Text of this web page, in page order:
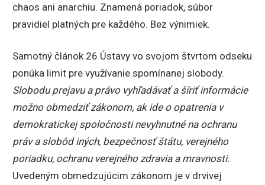
chaos ani anarchiu. Znamená poriadok, súbor
pravidiel platných pre každého. Bez výnimiek.
Samotný článok 26 Ústavy vo svojom štvrtom odseku
ponúka limit pre využívanie spomínanej slobody.
Slobodu prejavu a právo vyhľadávať a šíriť informácie
možno obmedziť zákonom, ak ide o opatrenia v
demokratickej spoločnosti nevyhnutné na ochranu
práv a slobôd iných, bezpečnosť štátu, verejného
poriadku, ochranu verejného zdravia a mravnosti.
Uvedeným obmedzujúcim zákonom je v drvivej